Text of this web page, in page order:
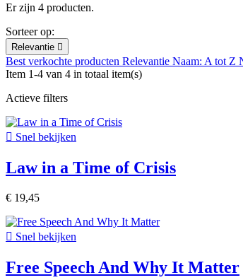
Er zijn 4 producten.
Sorteer op:
Relevantie 
Best verkochte producten Relevantie Naam: A tot Z
Item 1-4 van 4 in totaal item(s)
Actieve filters
 Snel bekijken
Law in a Time of Crisis
€ 19,45
 Snel bekijken
Free Speech And Why It Matter